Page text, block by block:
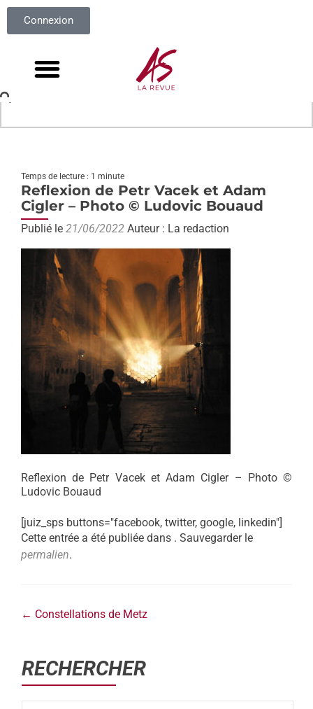
Connexion
Temps de lecture : 1 minute
Reflexion de Petr Vacek et Adam
Cigler – Photo © Ludovic Bouaud
Publié le 21/06/2022 Auteur : La redaction
Reflexion de Petr Vacek et Adam Cigler – Photo ©
Ludovic Bouaud
[juiz_sps buttons="facebook, twitter, google, linkedin"]
Cette entrée a été publiée dans . Sauvegarder le
permalien.
← Constellations de Metz
RECHERCHER